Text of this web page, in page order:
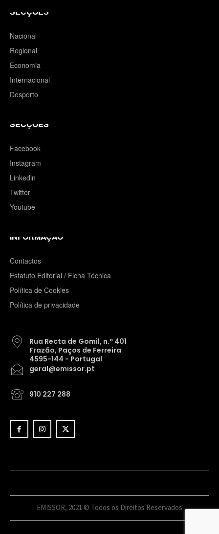
SECÇÕES
Nacional
Regional
Economia
Internacional
Desporto
SECÇÕES
Facebook
Instagram
Linkedin
Twitter
Youtube
INFORMAÇÃO
Contactos
Estatuto Editorial / Ficha Técnica
Política de Cookies
Política de privacidade
Rua Recta de Gomil, n.º 401
Frazão, Paços de Ferreira
4595-144 - Portugal
geral@emissor.pt
910 227 288
EMISSOR, 2021 © Todos os Direitos Reservados